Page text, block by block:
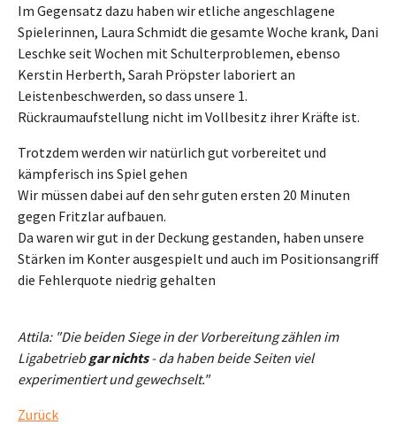
Im Gegensatz dazu haben wir etliche angeschlagene
Spielerinnen, Laura Schmidt die gesamte Woche krank, Dani
Leschke seit Wochen mit Schulterproblemen, ebenso
Kerstin Herberth, Sarah Pröpster laboriert an
Leistenbeschwerden, so dass unsere 1.
Rückraumaufstellung nicht im Vollbesitz ihrer Kräfte ist.
Trotzdem werden wir natürlich gut vorbereitet und
kämpferisch ins Spiel gehen
Wir müssen dabei auf den sehr guten ersten 20 Minuten
gegen Fritzlar aufbauen.
Da waren wir gut in der Deckung gestanden, haben unsere
Stärken im Konter ausgespielt und auch im Positionsangriff
die Fehlerquote niedrig gehalten
Attila: "Die beiden Siege in der Vorbereitung zählen im
Ligabetriebgar nichts- da haben beide Seiten viel
experimentiert und gewechselt."
Zurück